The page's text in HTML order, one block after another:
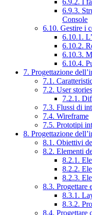
6.9.2. I
6.9.3.
Console
6.10. Gestire i
6.10.1.
6.10.2.
6.10.3.
6.10.4.
7. Progettazione
7.1.
7.2. User
7.2.1.
7.3. Flussi di
7.4. Wireframe
7.5. Prototipi
8. Progettazione
8.1. Obiettivi
8.2. Elementi
8.2.1.
8.2.2.
8.2.3.
8.3. Progettare
8.3.1.
8.3.2.
8.4. Progettare